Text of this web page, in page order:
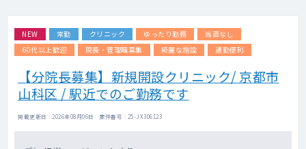
NEW 常勤 クリニック ゆったり勤務
当直なし
60代以上歓迎
院長・管理職募集 綺麗な施設 通勤便利
【分院長募集】新規開設クリニック/ 京都市
山科区 / 駅近でのご勤務です
掲載更新日 : 2026年08月06日 案件番号 : 25-JX306123